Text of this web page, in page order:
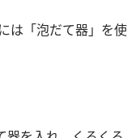
は「泡だて器」を使